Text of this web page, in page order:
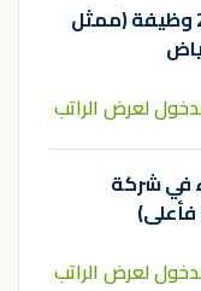
شركة إكستنسيا تعلن 200 وظيفة (ممثل
لعرض الراتب
في شركة
فأعلى)
لعرض الراتب